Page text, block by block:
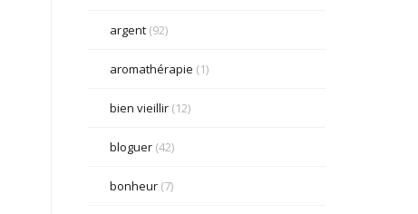
argent(92)
aromathérapie (1)
bien vieillir(12)
bloguer(42)
bonheur(7)